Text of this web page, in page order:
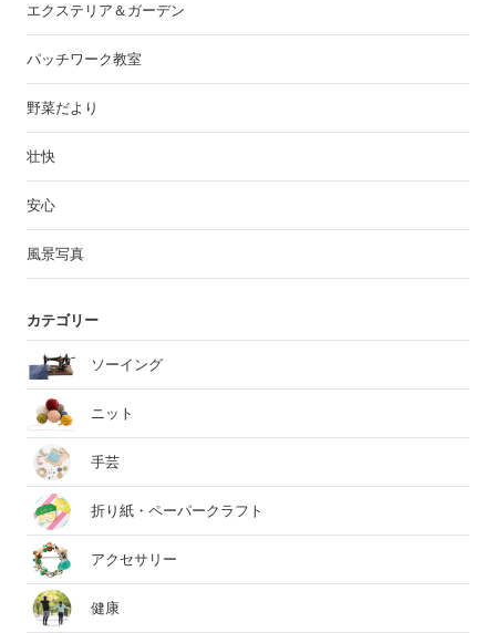
エクステリア＆ガーデン
パッチワーク教室
野菜だより
壮快
安心
風景写真
カテゴリー
ソーイング
ニット
手芸
折り紙・ペーパークラフト
アクセサリー
健康